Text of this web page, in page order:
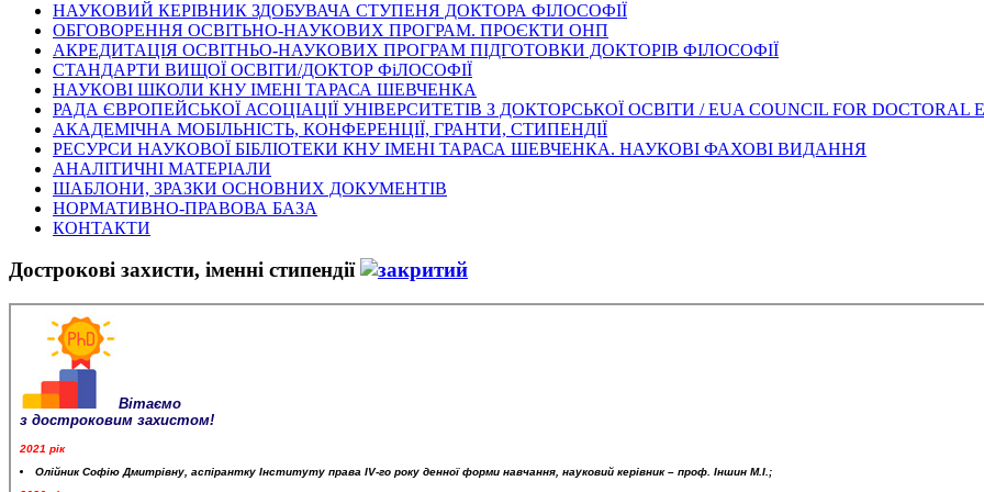
НАУКОВИЙ КЕРІВНИК ЗДОБУВАЧА СТУПЕНЯ ДОКТОРА ФІЛОСОФІЇ
ОБГОВОРЕННЯ ОСВІТЬНО-НАУКОВИХ ПРОГРАМ. ПРОЄКТИ ОНП
АКРЕДИТАЦІЯ ОСВІТНЬО-НАУКОВИХ ПРОГРАМ ПІДГОТОВКИ ДОКТОРІВ ФІЛОСОФІЇ
СТАНДАРТИ ВИЩОЇ ОСВІТИ/ДОКТОР ФіЛОСОФІЇ
НАУКОВІ ШКОЛИ КНУ ІМЕНІ ТАРАСА ШЕВЧЕНКА
РАДА ЄВРОПЕЙСЬКОЇ АСОЦІАЦІЇ УНІВЕРСИТЕТІВ З ДОКТОРСЬКОЇ ОСВІТИ / EUA COUNCIL FOR DOCTORAL
АКАДЕМІЧНА МОБІЛЬНІСТЬ, КОНФЕРЕНЦІЇ, ГРАНТИ, СТИПЕНДІЇ
РЕСУРСИ НАУКОВОЇ БІБЛІОТЕКИ КНУ ІМЕНІ ТАРАСА ШЕВЧЕНКА. НАУКОВІ ФАХОВІ ВИДАННЯ
АНАЛІТИЧНІ МАТЕРІАЛИ
ШАБЛОНИ, ЗРАЗКИ ОСНОВНИХ ДОКУМЕНТІВ
НОРМАТИВНО-ПРАВОВА БАЗА
КОНТАКТИ
Дострокові захисти, іменні стипендії